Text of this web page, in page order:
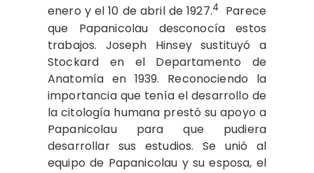
enero y el 10 de abril de 1927.4
Parece
que Papanicolau desconocía estos
trabajos. Joseph Hinsey sustituyó a
Stockard en el Departamento de
Anatomía en 1939. Reconociendo la
importancia que tenía el desarrollo de
la citología humana prestó su apoyo a
Papanicolau para que pudiera
desarrollar sus estudios. Se unió al
equipo de Papanicolau y su esposa, el